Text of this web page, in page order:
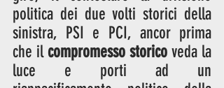
politica dei due volti storici della
sinistra, PSI e PCI, ancor prima
che il compromesso storico veda la
luce e porti ad un